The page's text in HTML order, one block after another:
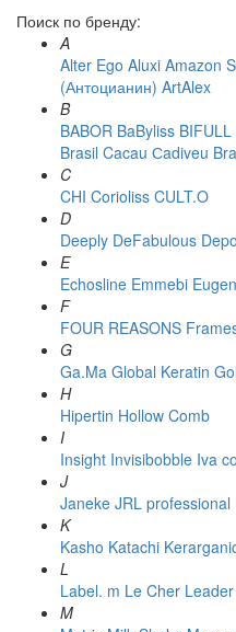
Поиск по бренду:
A
Alter Ego Aluxi Amazon
(Антоцианин) ArtAlex
B
BABOR BaByliss
Brasil Cacau Сadiveu
C
CHI Corioliss CULT.O
D
Deeply DeFabulous
E
Echosline Emmebi
F
FOUR REASONS
G
Ga.Ma Global Keratin
H
Hipertin Hollow Comb
I
Insight Invisibobble Iva
J
Janeke JRL professional
K
Kasho Katachi
L
Label. m Le Cher Leader
M